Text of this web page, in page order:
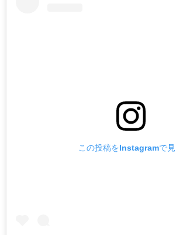
この投稿をInstagramで見